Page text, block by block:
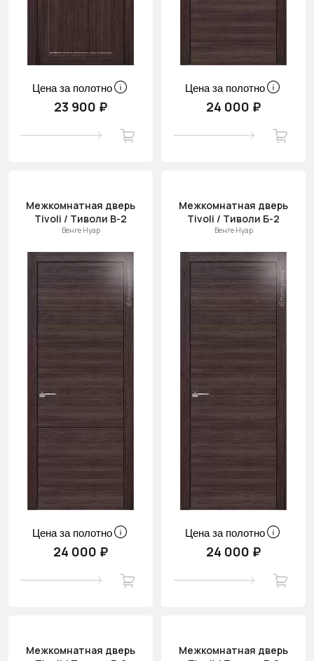
Цена за полотно
23 900 ₽
Цена за полотно
24 000 ₽
Межкомнатная дверь
Tivoli / Тиволи В-2
Венге Нуар
Цена за полотно
24 000 ₽
Межкомнатная дверь
Tivoli / Тиволи Б-2
Венге Нуар
Цена за полотно
24 000 ₽
Межкомнатная дверь
Межкомнатная дверь